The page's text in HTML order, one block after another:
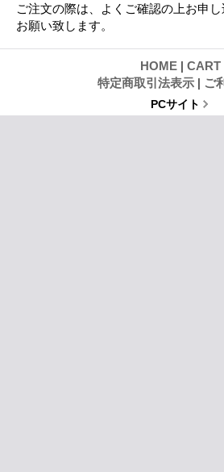
ご注文の際は、よくご確認の上お申
お願い致します。
HOME | CART
特定商取引法表示 | ご
PCサイト